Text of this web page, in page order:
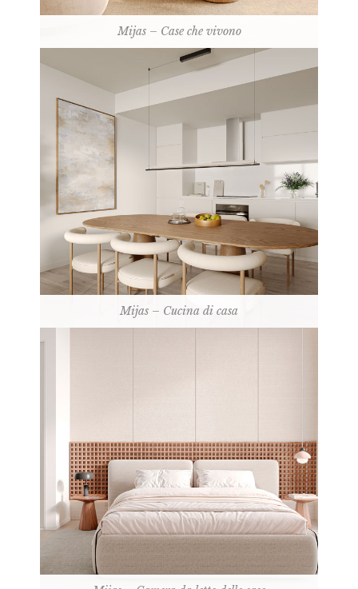
Mijas – Case che vivono
Mijas – Cucina di casa